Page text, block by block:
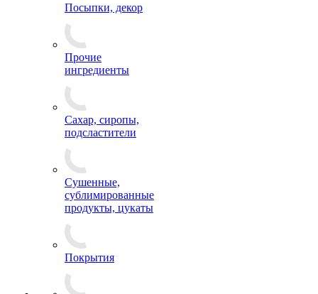
Посыпки, декор
Прочие
ингредиенты
Сахар, сиропы,
подсластители
Сушенные,
сублимированные
продукты, цукаты
Покрытия